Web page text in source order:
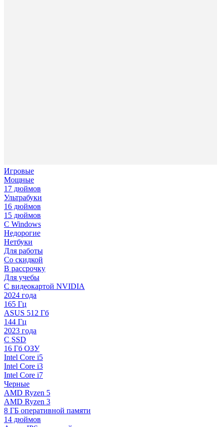
Игровые
Мощные
17 дюймов
Ультрабуки
16 дюймов
15 дюймов
С Windows
Недорогие
Нетбуки
Для работы
Со скидкой
В рассрочку
Для учебы
С видеокартой NVIDIA
2024 года
165 Гц
ASUS 512 Гб
144 Гц
2023 года
С SSD
16 Гб ОЗУ
Intel Core i5
Intel Core i3
Intel Core i7
Черные
AMD Ryzen 5
AMD Ryzen 3
8 ГБ оперативной памяти
14 дюймов